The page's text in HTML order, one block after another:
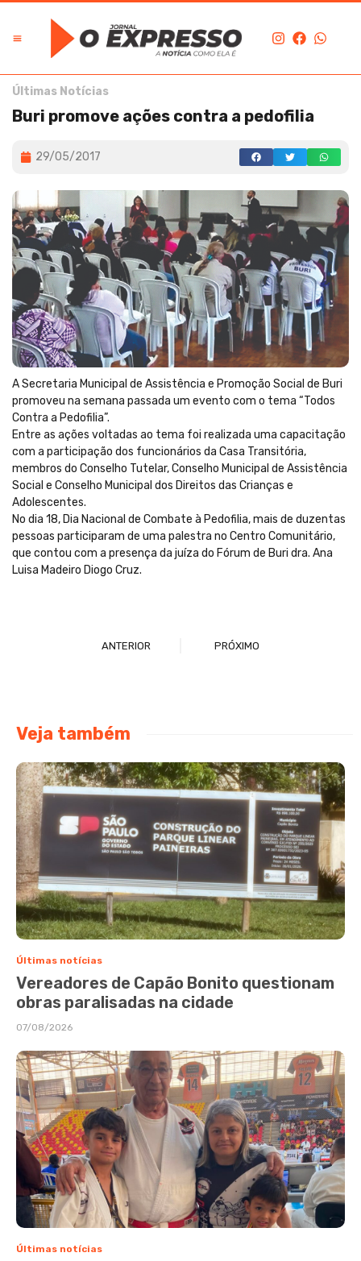
Últimas Notícias
Buri promove ações contra a pedofilia
29/05/2017
A Secretaria Municipal de Assistência e Promoção Social de Buri
promoveu na semana passada um evento com o tema “Todos
Contra a Pedofilia”.
Entre as ações voltadas ao tema foi realizada uma capacitação
com a participação dos funcionários da Casa Transitória,
membros do Conselho Tutelar, Conselho Municipal de Assistência
Social e Conselho Municipal dos Direitos das Crianças e
Adolescentes.
No dia 18, Dia Nacional de Combate à Pedofilia, mais de duzentas
pessoas participaram de uma palestra no Centro Comunitário,
que contou com a presença da juíza do Fórum de Buri dra. Ana
Luisa Madeiro Diogo Cruz.
ANTERIOR PRÓXIMO
Veja também
Últimas notícias
Vereadores de Capão Bonito questionam
obras paralisadas na cidade
07/08/2026
Últimas notícias